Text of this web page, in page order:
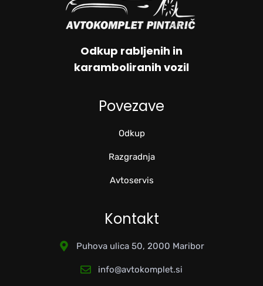
Odkup rabljenih in
karamboliranih vozil
Povezave
Odkup
Razgradnja
Avtoservis
Kontakt
Puhova ulica 50, 2000 Maribor
info@avtokomplet.si